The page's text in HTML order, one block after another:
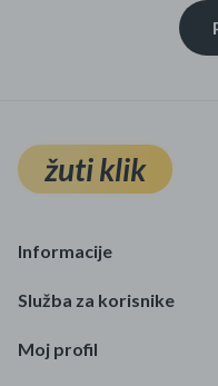
žuti klik
Informacije
Služba za korisnike
Moj profil